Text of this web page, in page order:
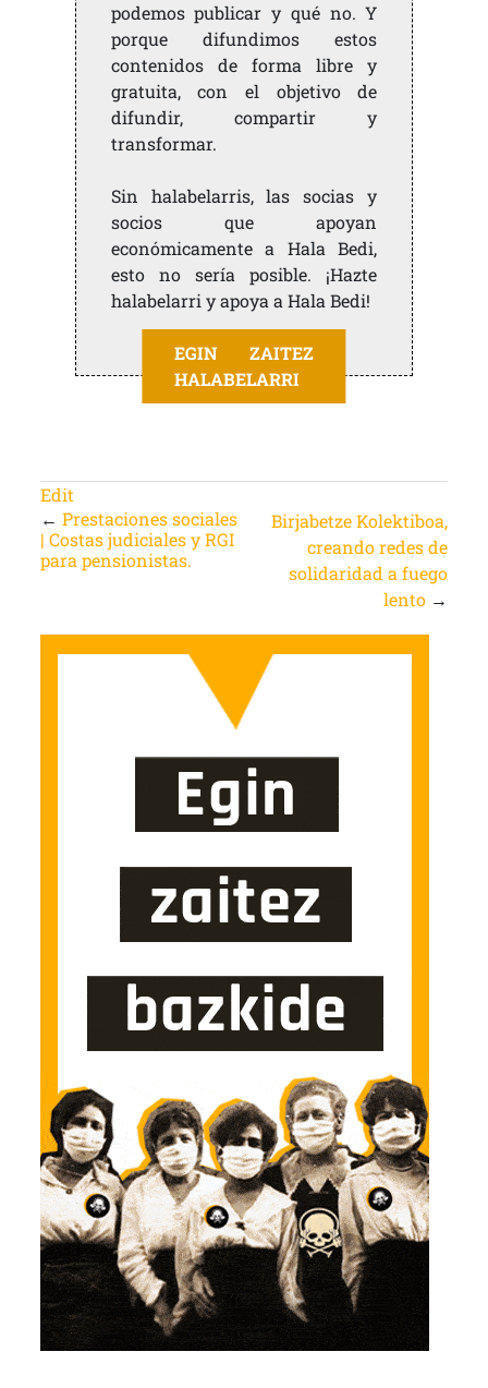
podemos publicar y qué no. Y
porque difundimos estos
contenidos de forma libre y
gratuita, con el objetivo de
difundir, compartir y
transformar.
Sin halabelarris, las socias y
socios que apoyan
económicamente a Hala Bedi,
esto no sería posible. ¡Hazte
halabelarri y apoya a Hala Bedi!
EGIN ZAITEZ
HALABELARRI
Edit
← Prestaciones sociales
| Costas judiciales y RGI
para pensionistas.
Birjabetze Kolektiboa,
creando redes de
solidaridad a fuego
lento →